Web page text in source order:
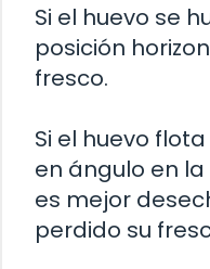
Si el huevo se
posición
fresco.
Si el huevo
en ángulo en
es mejor
perdido su